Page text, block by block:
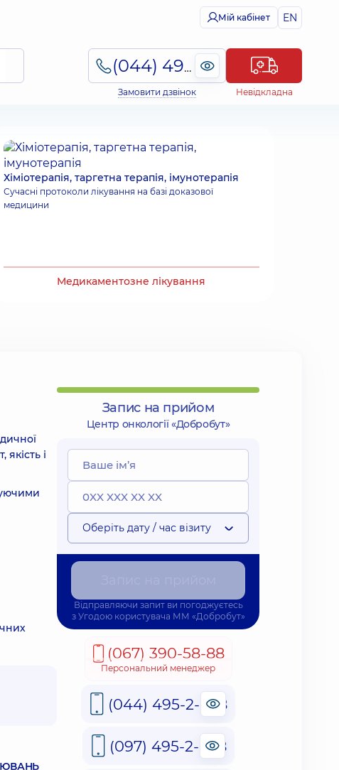
Мій кабінет EN
(044) 495-2-888
Замовити дзвінок Невідкладна
Хіміотерапія, таргетна терапія, імунотерапія
Сучасні протоколи лікування на базі доказової
медицини
Медикаментозне лікування
і
Запис на прийом
Центр онкології «Добробут»
Оберіть дату / час візиту
Відправляючи запит ви погоджуєтесь
з Угодою користувача ММ «Добробут»
(067) 390-58-88
Персональний менеджер
(044) 495-2-888
(097) 495-2-888